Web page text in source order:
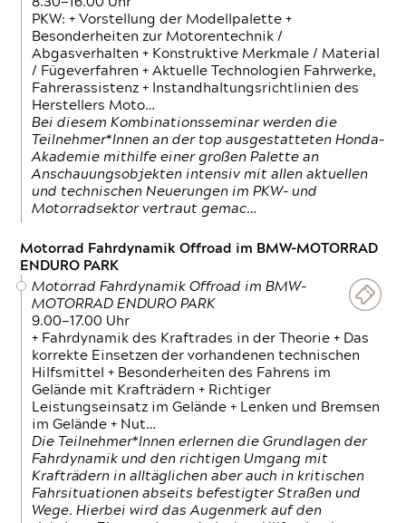
PKW: + Vorstellung der Modellpalette +
Besonderheiten zur Motorentechnik /
Abgasverhalten + Konstruktive Merkmale / Material
/ Fügeverfahren + Aktuelle Technologien Fahrwerke,
Fahrerassistenz + Instandhaltungsrichtlinien des
Herstellers Moto…
Bei diesem Kombinationsseminar werden die
Teilnehmer*Innen an der top ausgestatteten Honda-
Akademie mithilfe einer großen Palette an
Anschauungsobjekten intensiv mit allen aktuellen
und technischen Neuerungen im PKW- und
Motorradsektor vertraut gemac…
Motorrad Fahrdynamik Offroad im BMW-MOTORRAD
ENDURO PARK
Motorrad Fahrdynamik Offroad im BMW-
MOTORRAD ENDURO PARK
9.00—17.00 Uhr
+ Fahrdynamik des Kraftrades in der Theorie + Das
korrekte Einsetzen der vorhandenen technischen
Hilfsmittel + Besonderheiten des Fahrens im
Gelände mit Krafträdern + Richtiger
Leistungseinsatz im Gelände + Lenken und Bremsen
im Gelände + Nut…
Die Teilnehmer*Innen erlernen die Grundlagen der
Fahrdynamik und den richtigen Umgang mit
Krafträdern in alltäglichen aber auch in kritischen
Fahrsituationen abseits befestigter Straßen und
Wege. Hierbei wird das Augenmerk auf den